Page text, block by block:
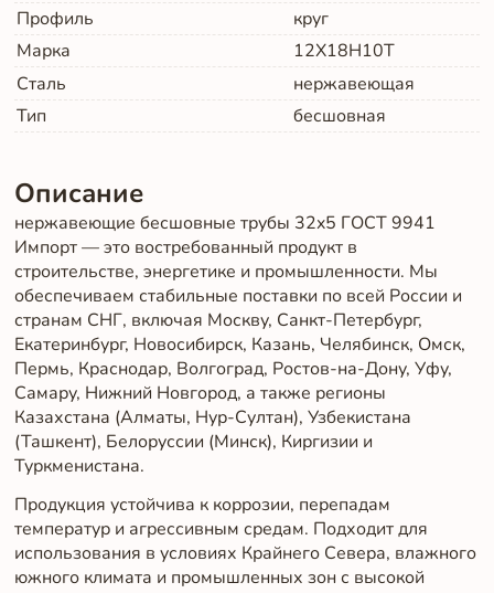
Профиль
круг
Марка
12Х18Н10Т
Сталь
нержавеющая
Тип
бесшовная
Описание
нержавеющие бесшовные трубы 32x5 ГОСТ 9941
Импорт — это востребованный продукт в
строительстве, энергетике и промышленности. Мы
обеспечиваем стабильные поставки по всей России и
странам СНГ, включая Москву, Санкт-Петербург,
Екатеринбург, Новосибирск, Казань, Челябинск, Омск,
Пермь, Краснодар, Волгоград, Ростов-на-Дону, Уфу,
Самару, Нижний Новгород, а также регионы
Казахстана (Алматы, Нур-Султан), Узбекистана
(Ташкент), Белоруссии (Минск), Киргизии и
Туркменистана.
Продукция устойчива к коррозии, перепадам
температур и агрессивным средам. Подходит для
использования в условиях Крайнего Севера, влажного
южного климата и промышленных зон с высокой